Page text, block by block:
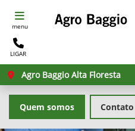
menu
LIGAR
Agro Baggio Alta Floresta
Quem somos Contato